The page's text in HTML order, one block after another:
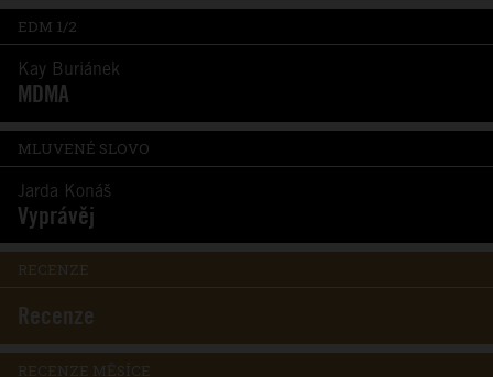
EDM 1/2
Kay Buriánek
MDMA
MLUVENÉ SLOVO
Jarda Konáš
Vyprávěj
RECENZE
Recenze
RECENZE MĚSÍCE